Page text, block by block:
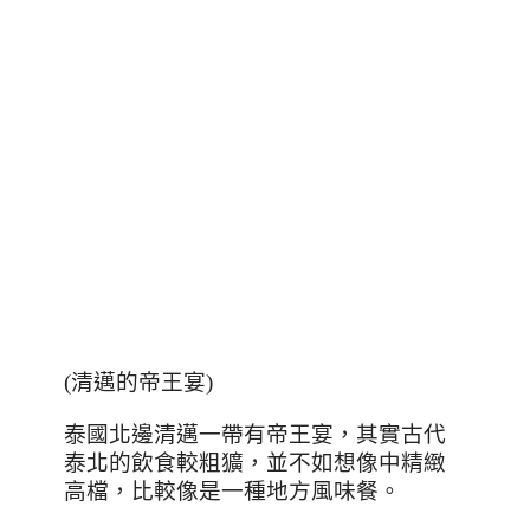
(清邁的帝王宴)
泰國北邊清邁一帶有帝王宴，其實古代
泰北的飲食較粗獷，並不如想像中精緻
高檔，比較像是一種地方風味餐。